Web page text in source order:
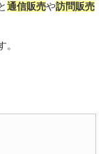
通信販売や訪問販売